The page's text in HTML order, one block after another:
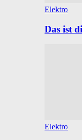
Elektro
Das ist
Elektro